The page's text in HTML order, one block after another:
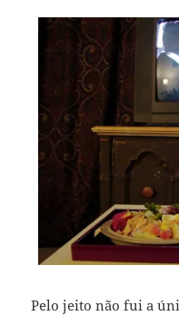
Pelo jeito não fui a